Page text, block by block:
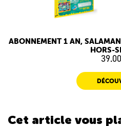
ABONNEMENT 1 AN,
HORS-
Cet article vous